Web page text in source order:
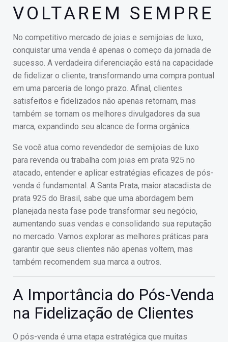
VOLTAREM SEMPRE
No competitivo mercado de joias e semijoias de luxo,
conquistar uma venda é apenas o começo da jornada de
sucesso. A verdadeira diferenciação está na capacidade
de fidelizar o cliente, transformando uma compra pontual
em uma parceria de longo prazo. Afinal, clientes
satisfeitos e fidelizados não apenas retornam, mas
também se tornam os melhores divulgadores da sua
marca, expandindo seu alcance de forma orgânica.
Se você atua como revendedor de semijoias de luxo
para revenda ou trabalha com joias em prata 925 no
atacado, entender e aplicar estratégias eficazes de pós-
venda é fundamental. A Santa Prata, maior atacadista de
prata 925 do Brasil, sabe que uma abordagem bem
planejada nesta fase pode transformar seu negócio,
aumentando suas vendas e consolidando sua reputação
no mercado. Vamos explorar as melhores práticas para
garantir que seus clientes não apenas voltem, mas
também recomendem sua marca a outros.
A Importância do Pós-Venda
na Fidelização de Clientes
O pós-venda é uma etapa estratégica que muitas